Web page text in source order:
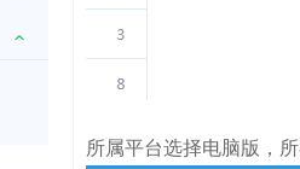
所属平台选择电脑版，